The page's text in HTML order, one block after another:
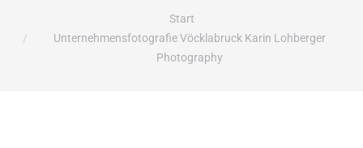
Start
Unternehmensfotografie Vöcklabruck Karin Lohberger
Photography